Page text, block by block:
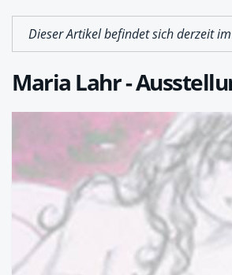
Dieser Artikel befindet sich derzeit
Maria Lahr -